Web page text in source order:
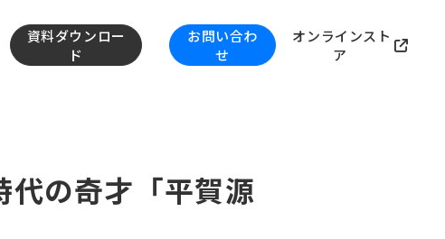
資料ダウンロー
ド
お問い合わ
せ
オンラインスト
ア
の奇才「平賀源